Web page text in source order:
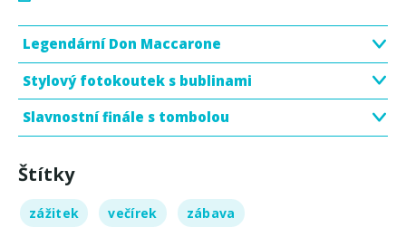
Legendární Don Maccarone
Stylový fotokoutek s bublinami
Slavnostní finále s tombolou
Štítky
zážitek večírek zábava